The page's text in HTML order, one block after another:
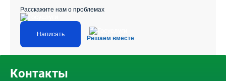
Расскажите нам о проблемах
Написать
Решаем вместе
Контакты